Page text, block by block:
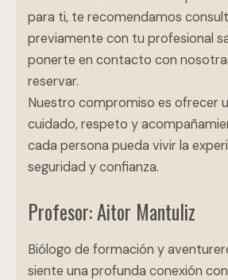
para ti, te recomendamos
previamente con tu profesional
ponerte en contacto con
reservar.
Nuestro compromiso es ofrecer
cuidado, respeto y
cada persona pueda vivir la
seguridad y confianza.
Profesor: Aitor Mantuliz
Biólogo de formación y
siente una profunda conexión